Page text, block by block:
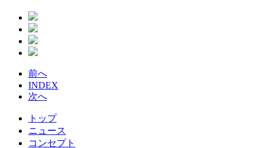
前へ
INDEX
次へ
トップ
ニュース
コンセプト